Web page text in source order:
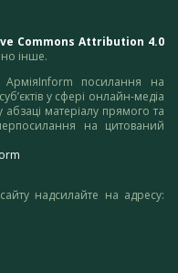
Commons Attribution 4.0
інше.
АрміяInform посилання на
у сфері онлайн-медіа
матеріалу прямого та
на цитований
надсилайте на адресу: